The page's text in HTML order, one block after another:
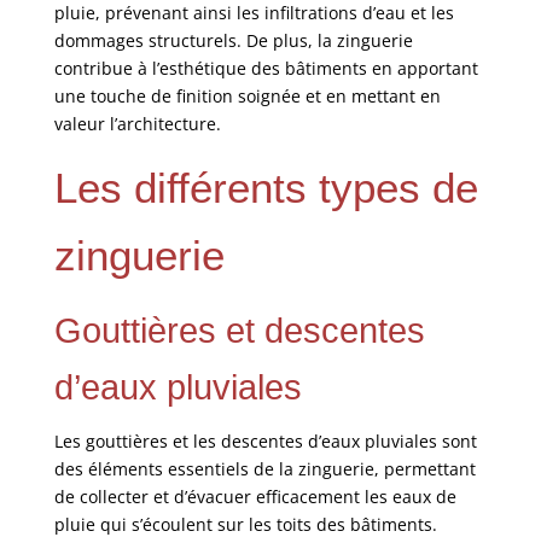
pluie, prévenant ainsi les infiltrations d’eau et les
dommages structurels. De plus, la zinguerie
contribue à l’esthétique des bâtiments en apportant
une touche de finition soignée et en mettant en
valeur l’architecture.
Les différents types de
zinguerie
Gouttières et descentes
d’eaux pluviales
Les gouttières et les descentes d’eaux pluviales sont
des éléments essentiels de la zinguerie, permettant
de collecter et d’évacuer efficacement les eaux de
pluie qui s’écoulent sur les toits des bâtiments.